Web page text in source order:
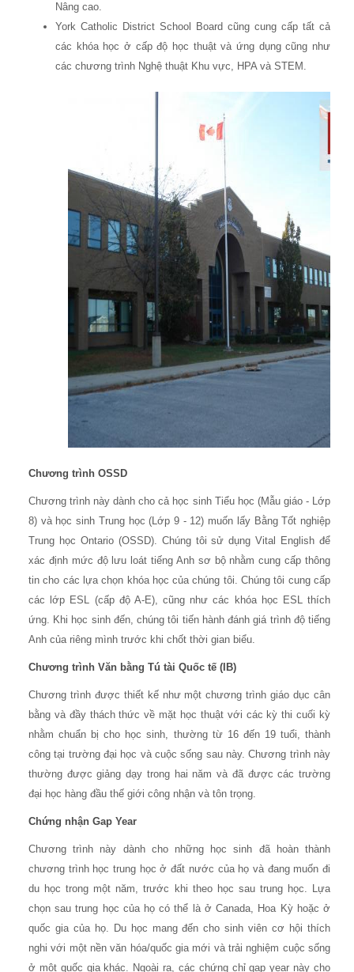
Nâng cao.
York Catholic District School Board cũng cung cấp tất cả
các khóa học ở cấp độ học thuật và ứng dụng cũng như
các chương trình Nghệ thuật Khu vực, HPA và STEM.
Chương trình OSSD
Chương trình này dành cho cả học sinh Tiểu học (Mẫu giáo - Lớp
8) và học sinh Trung học (Lớp 9 - 12) muốn lấy Bằng Tốt nghiệp
Trung học Ontario (OSSD). Chúng tôi sử dụng Vital English để
xác định mức độ lưu loát tiếng Anh sơ bộ nhằm cung cấp thông
tin cho các lựa chọn khóa học của chúng tôi. Chúng tôi cung cấp
các lớp ESL (cấp độ A-E), cũng như các khóa học ESL thích
ứng. Khi học sinh đến, chúng tôi tiến hành đánh giá trình độ tiếng
Anh của riêng mình trước khi chốt thời gian biểu.
Chương trình Văn bằng Tú tài Quốc tế (IB)
Chương trình được thiết kế như một chương trình giáo dục cân
bằng và đầy thách thức về mặt học thuật với các kỳ thi cuối kỳ
nhằm chuẩn bị cho học sinh, thường từ 16 đến 19 tuổi, thành
công tại trường đại học và cuộc sống sau này. Chương trình này
thường được giảng dạy trong hai năm và đã được các trường
đại học hàng đầu thế giới công nhận và tôn trọng.
Chứng nhận Gap Year
Chương trình này dành cho những học sinh đã hoàn thành
chương trình học trung học ở đất nước của họ và đang muốn đi
du học trong một năm, trước khi theo học sau trung học. Lựa
chọn sau trung học của họ có thể là ở Canada, Hoa Kỳ hoặc ở
quốc gia của họ. Du học mang đến cho sinh viên cơ hội thích
nghi với một nền văn hóa/quốc gia mới và trải nghiệm cuộc sống
ở một quốc gia khác. Ngoài ra, các chứng chỉ gap year này cho